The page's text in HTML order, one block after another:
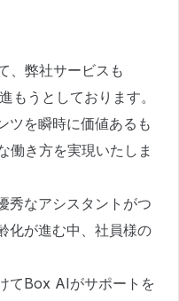
、弊社サービスも
もうとしております。
ツを瞬時に価値あるも
働き方を実現いたしま
秀なアシスタントがつ
化が進む中、社員様の
てBox AIがサポートを